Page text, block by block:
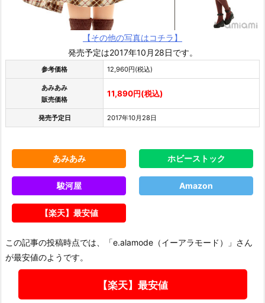
【その他の写真はコチラ】
発売予定は2017年10月28日です。
参考価格 12,960円(税込)
あみあみ
販売価格
11,890円(税込)
発売予定日 2017年10月28日
あみあみ ホビーストック
駿河屋 Amazon
【楽天】最安値
この記事の投稿時点では、「e.alamode（イーアラモード）」さん
が最安値のようです。
【楽天】最安値